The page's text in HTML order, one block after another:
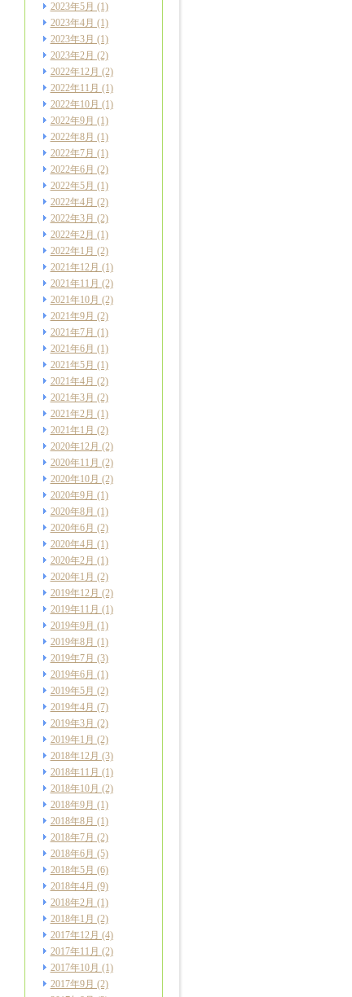
2023年5月 (1)
2023年4月 (1)
2023年3月 (1)
2023年2月 (2)
2022年12月 (2)
2022年11月 (1)
2022年10月 (1)
2022年9月 (1)
2022年8月 (1)
2022年7月 (1)
2022年6月 (2)
2022年5月 (1)
2022年4月 (2)
2022年3月 (2)
2022年2月 (1)
2022年1月 (2)
2021年12月 (1)
2021年11月 (2)
2021年10月 (2)
2021年9月 (2)
2021年7月 (1)
2021年6月 (1)
2021年5月 (1)
2021年4月 (2)
2021年3月 (2)
2021年2月 (1)
2021年1月 (2)
2020年12月 (2)
2020年11月 (2)
2020年10月 (2)
2020年9月 (1)
2020年8月 (1)
2020年6月 (2)
2020年4月 (1)
2020年2月 (1)
2020年1月 (2)
2019年12月 (2)
2019年11月 (1)
2019年9月 (1)
2019年8月 (1)
2019年7月 (3)
2019年6月 (1)
2019年5月 (2)
2019年4月 (7)
2019年3月 (2)
2019年1月 (2)
2018年12月 (3)
2018年11月 (1)
2018年10月 (2)
2018年9月 (1)
2018年8月 (1)
2018年7月 (2)
2018年6月 (5)
2018年5月 (6)
2018年4月 (9)
2018年2月 (1)
2018年1月 (2)
2017年12月 (4)
2017年11月 (2)
2017年10月 (1)
2017年9月 (2)